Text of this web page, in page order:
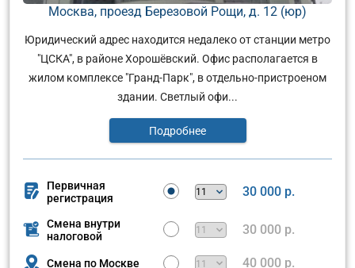
Москва, проезд Березовой Рощи, д. 12 (юр)
Юридический адрес находится недалеко от станции метро
"ЦСКА", в районе Хорошёвский. Офис располагается в
жилом комплексе "Гранд-Парк", в отдельно-пристроеном
здании. Светлый офи...
Подробнее
Первичная
регистрация
30 000 р.
Смена внутри
налоговой
30 000 р.
Смена по Москве 40 000 р.